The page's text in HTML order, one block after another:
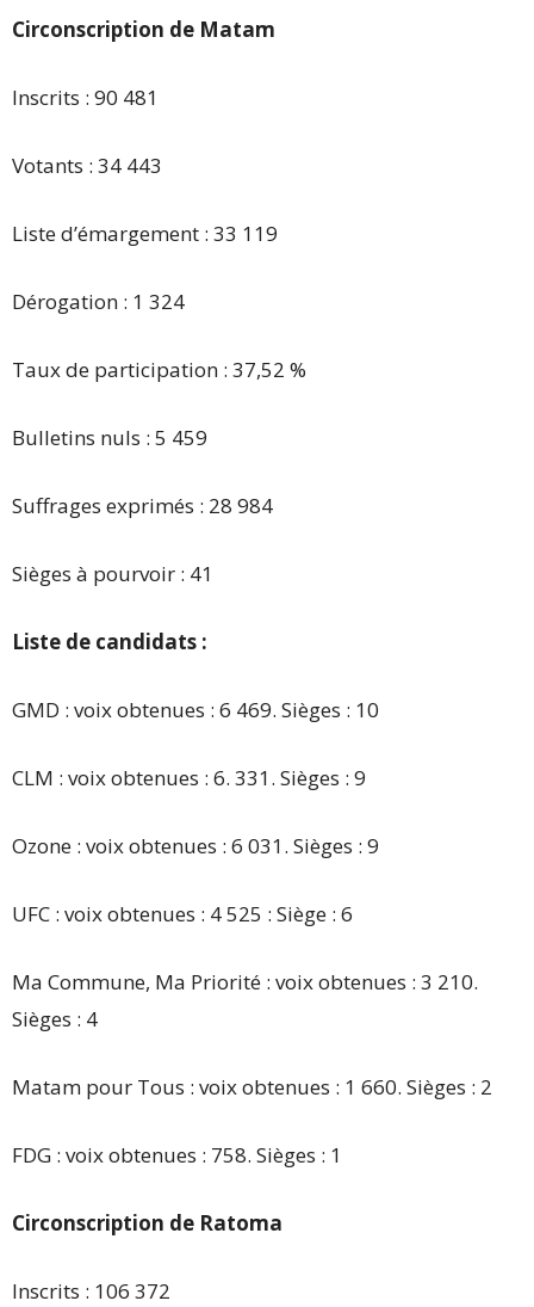
Circonscription de Matam
Inscrits : 90 481
Votants : 34 443
Liste d’émargement : 33 119
Dérogation : 1 324
Taux de participation : 37,52 %
Bulletins nuls : 5 459
Suffrages exprimés : 28 984
Sièges à pourvoir : 41
Liste de candidats :
GMD : voix obtenues : 6 469. Sièges : 10
CLM : voix obtenues : 6. 331. Sièges : 9
Ozone : voix obtenues : 6 031. Sièges : 9
UFC : voix obtenues : 4 525 : Siège : 6
Ma Commune, Ma Priorité : voix obtenues : 3 210.
Sièges : 4
Matam pour Tous : voix obtenues : 1 660. Sièges : 2
FDG : voix obtenues : 758. Sièges : 1
Circonscription de Ratoma
Inscrits : 106 372